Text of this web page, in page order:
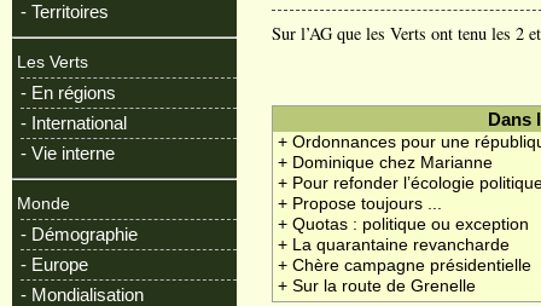
- Territoires
Les Verts
- En régions
- International
- Vie interne
Monde
- Démographie
- Europe
- Mondialisation
Sur l’AG que les Verts ont tenu les 2
Dans
+ Ordonnances pour une
+ Dominique chez Marianne
+ Pour refonder l’écologie
+ Propose toujours ...
+ Quotas : politique ou exception
+ La quarantaine revancharde
+ Chère campagne présidentielle
+ Sur la route de Grenelle